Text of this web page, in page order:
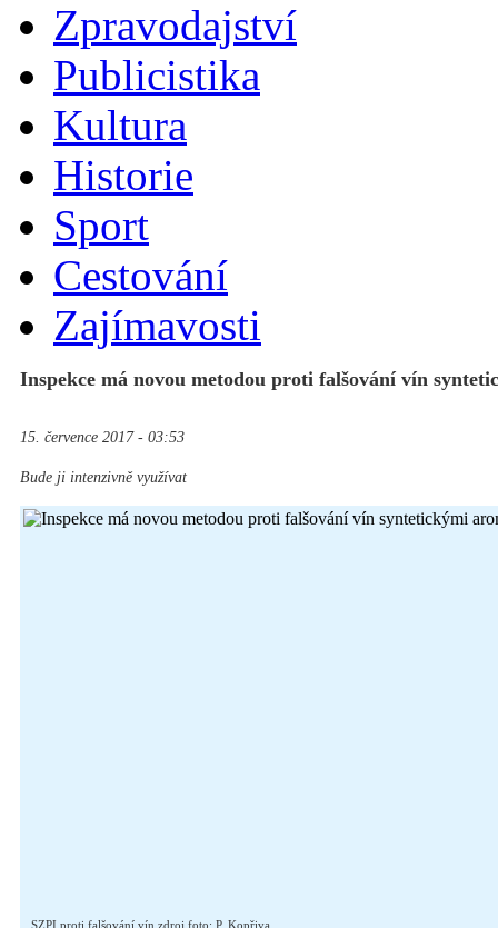
Zpravodajství
Publicistika
Kultura
Historie
Sport
Cestování
Zajímavosti
Inspekce má novou metodou proti falšování vín
15. července 2017 - 03:53
Bude ji intenzivně využívat
SZPI proti falšování vín zdroj foto: P. Kopřiva